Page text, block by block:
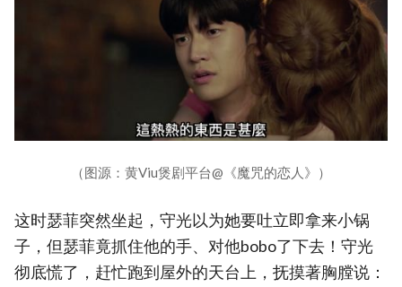
（图源：黄Viu煲剧平台@《魔咒的恋人》）
这时瑟菲突然坐起，守光以为她要吐立即拿来小锅
子，但瑟菲竟抓住他的手、对他bobo了下去！守光
彻底慌了，赶忙跑到屋外的天台上，抚摸著胸膛说：